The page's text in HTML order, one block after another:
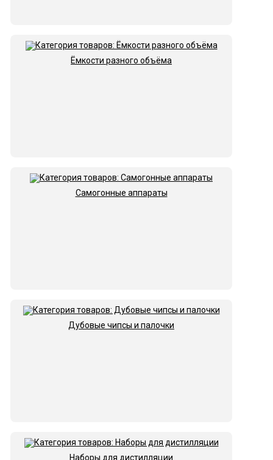
Ёмкости разного объёма
Самогонные аппараты
Дубовые чипсы и палочки
Наборы для дистилляции